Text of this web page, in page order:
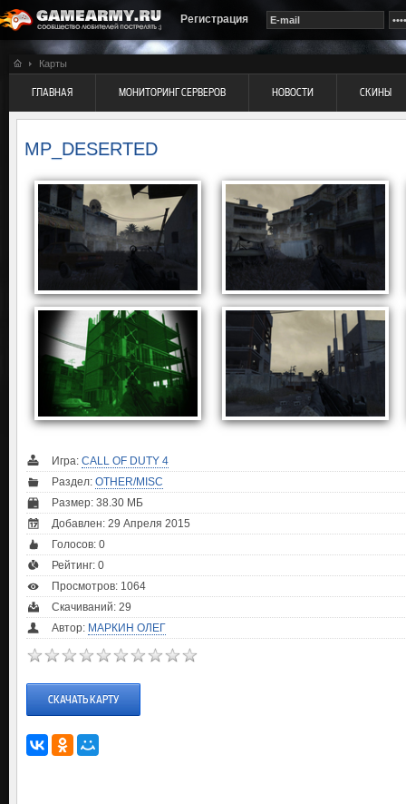
Регистрация
Карты
ГЛАВНАЯ МОНИТОРИНГ СЕРВЕРОВ НОВОСТИ СКИНЫ
MP_DESERTED
Игра: CALL OF DUTY 4
Раздел: OTHER/MISC
Размер: 38.30 МБ
Добавлен: 29 Апреля 2015
Голосов: 0
Рейтинг: 0
Просмотров: 1064
Скачиваний: 29
Автор: МАРКИН ОЛЕГ
СКАЧАТЬ КАРТУ